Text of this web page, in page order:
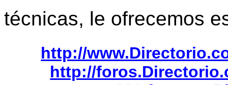
técnicas, le ofrecemos
http://
http://